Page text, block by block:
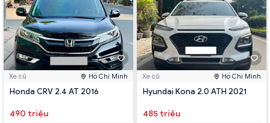
Xe cũ Hồ Chí Minh
Honda CRV 2.4 AT 2016
490 triệu
Xe cũ Hồ Chí Minh
Hyundai Kona 2.0 ATH 2021
485 triệu